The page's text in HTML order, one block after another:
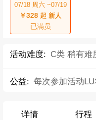
07/18 周六 ~07/19
￥328起 新人
已满员
活动难度: C类 稍有难
公益: 每次参加活动
详情 行程